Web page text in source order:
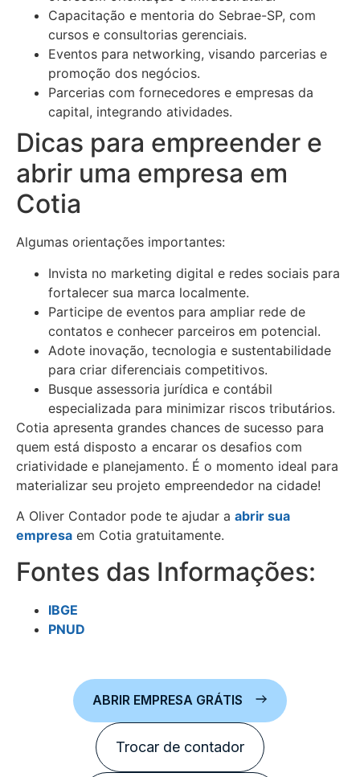
Capacitação e mentoria do Sebrae-SP, com
cursos e consultorias gerenciais.
Eventos para networking, visando parcerias e
promoção dos negócios.
Parcerias com fornecedores e empresas da
capital, integrando atividades.
Dicas para empreender e
abrir uma empresa em
Cotia
Algumas orientações importantes:
Invista no marketing digital e redes sociais para
fortalecer sua marca localmente.
Participe de eventos para ampliar rede de
contatos e conhecer parceiros em potencial.
Adote inovação, tecnologia e sustentabilidade
para criar diferenciais competitivos.
Busque assessoria jurídica e contábil
especializada para minimizar riscos tributários.
Cotia apresenta grandes chances de sucesso para
quem está disposto a encarar os desafios com
criatividade e planejamento. É o momento ideal para
materializar seu projeto empreendedor na cidade!
A Oliver Contador pode te ajudar a abrir sua
empresa em Cotia gratuitamente.
Fontes das Informações:
IBGE
PNUD
ABRIR EMPRESA GRÁTIS
Trocar de contador